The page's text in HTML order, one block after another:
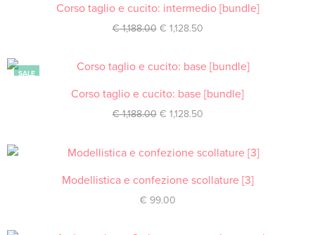
ACQUISTA
Corso taglio e cucito: intermedio [bundle]
€1,188.00 € 1,128.50
SALE
ACQUISTA
Corso taglio e cucito: base [bundle]
€1,188.00 € 1,128.50
ACQUISTA
Modellistica e confezione scollature [3]
€ 99.00